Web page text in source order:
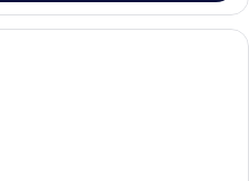
Kamar Triple | Seprai premium,